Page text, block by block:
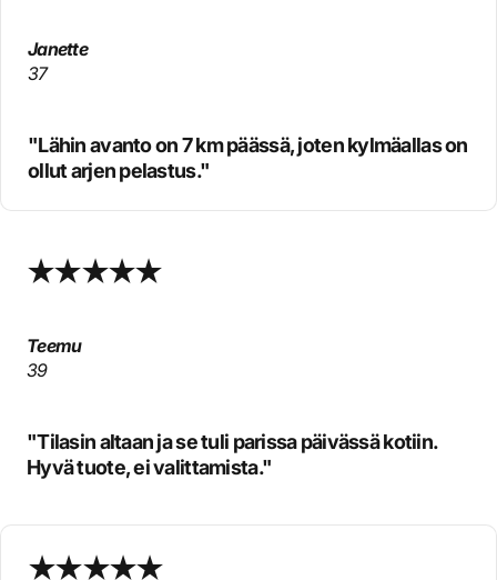
Janette
37
"Lähin avanto on 7 km päässä, joten kylmäallas on
ollut arjen pelastus."
Teemu
39
"Tilasin altaan ja se tuli parissa päivässä kotiin.
Hyvä tuote, ei valittamista."